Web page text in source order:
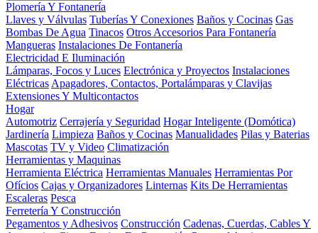
Plomería Y Fontanería
Llaves y Válvulas Tuberías Y Conexiones Baños y Cocinas Gas
Bombas De Agua Tinacos Otros Accesorios Para Fontanería
Mangueras Instalaciones De Fontanería
Electricidad E Iluminación
Lámparas, Focos y Luces Electrónica y Proyectos Instalaciones
Eléctricas Apagadores, Contactos, Portalámparas y Clavijas
Extensiones Y Multicontactos
Hogar
Automotriz Cerrajería y Seguridad Hogar Inteligente (Domótica)
Jardinería Limpieza Baños y Cocinas Manualidades Pilas y Baterias
Mascotas TV y Video Climatización
Herramientas y Maquinas
Herramienta Eléctrica Herramientas Manuales Herramientas Por
Ofícios Cajas y Organizadores Linternas Kits De Herramientas
Escaleras Pesca
Ferretería Y Construcción
Pegamentos y Adhesivos Construcción Cadenas, Cuerdas, Cables Y